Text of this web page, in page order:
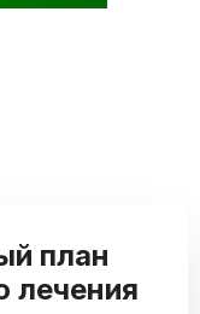
план
лечения